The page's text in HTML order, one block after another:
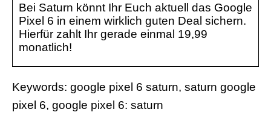
Bei Saturn könnt Ihr Euch aktuell das Google
Pixel 6 in einem wirklich guten Deal sichern.
Hierfür zahlt Ihr gerade einmal 19,99
monatlich!
Keywords: google pixel 6 saturn, saturn google
pixel 6, google pixel 6: saturn